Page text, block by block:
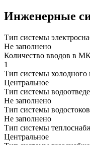
Инженерные
Тип системы
Не заполнено
Количество вводов в
1
Тип системы холодного
Центральное
Тип системы
Не заполнено
Тип системы
Не заполнено
Тип системы
Центральное